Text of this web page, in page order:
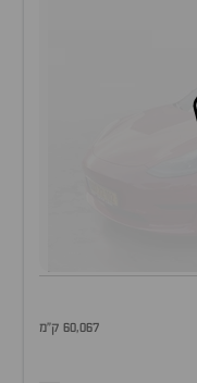
60,067 ק"מ